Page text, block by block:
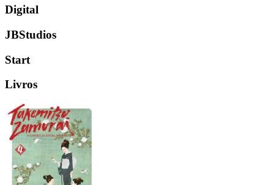
Digital
JBStudios
Start
Livros